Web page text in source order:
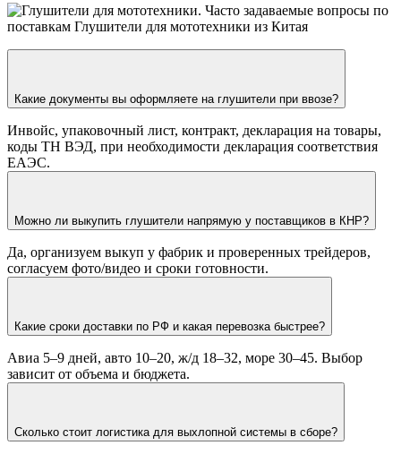
Какие документы вы оформляете на глушители при ввозе?
Инвойс, упаковочный лист, контракт, декларация на товары,
коды ТН ВЭД, при необходимости декларация соответствия
ЕАЭС.
Можно ли выкупить глушители напрямую у поставщиков в КНР?
Да, организуем выкуп у фабрик и проверенных трейдеров,
согласуем фото/видео и сроки готовности.
Какие сроки доставки по РФ и какая перевозка быстрее?
Авиа 5–9 дней, авто 10–20, ж/д 18–32, море 30–45. Выбор
зависит от объема и бюджета.
Сколько стоит логистика для выхлопной системы в сборе?